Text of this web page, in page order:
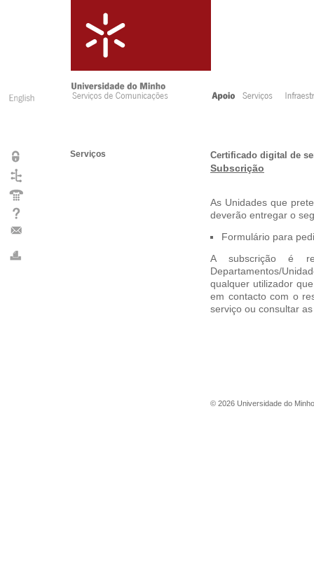
Serviços
Certificado digital de
Subscrição
As Unidades que
deverão entregar o
Formulário para
A subscrição é
Departamentos/
qualquer utilizador
em contacto com o
serviço ou consultar
© 2026 Universidade do